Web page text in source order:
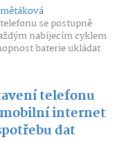
se postupně
nabíjecím cyklem
baterie ukládat
telefonu
internet
dat